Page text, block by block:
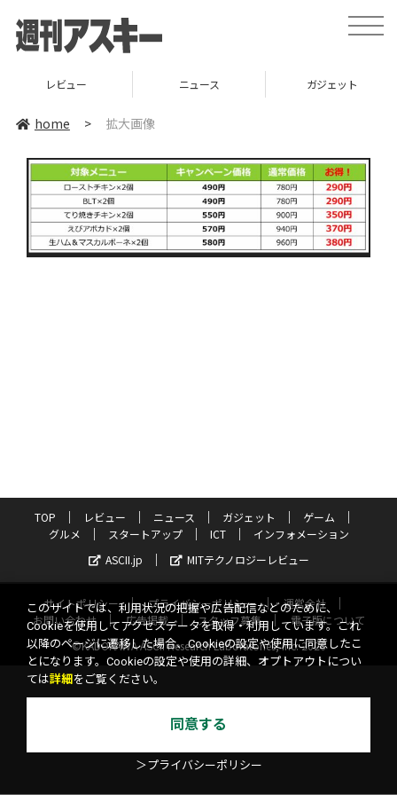
toggle
レビュー ニュース ガジェット
home > 拡大画像
TOP レビュー ニュース ガジェット
ゲーム
グルメ
スタートアップ ICT
インフォメーション
ASCII.jp
MITテクノロジーレビュー
サイトポリシー プライバシーポリシー
運営会社
お問い合わせ
広告掲載 スタッフ募集
電子版について
©KADOKAWA ASCII Research Laboratories, Inc. 2026
このサイトでは、利用状況の把握や広告配信などのために、
Cookieを使用してアクセスデータを取得・利用しています。これ
以降のページに遷移した場合、Cookieの設定や使用に同意したこ
とになります。Cookieの設定や使用の詳細、オプトアウトについ
ては詳細 をご覧ください。
同意する
＞プライバシーポリシー